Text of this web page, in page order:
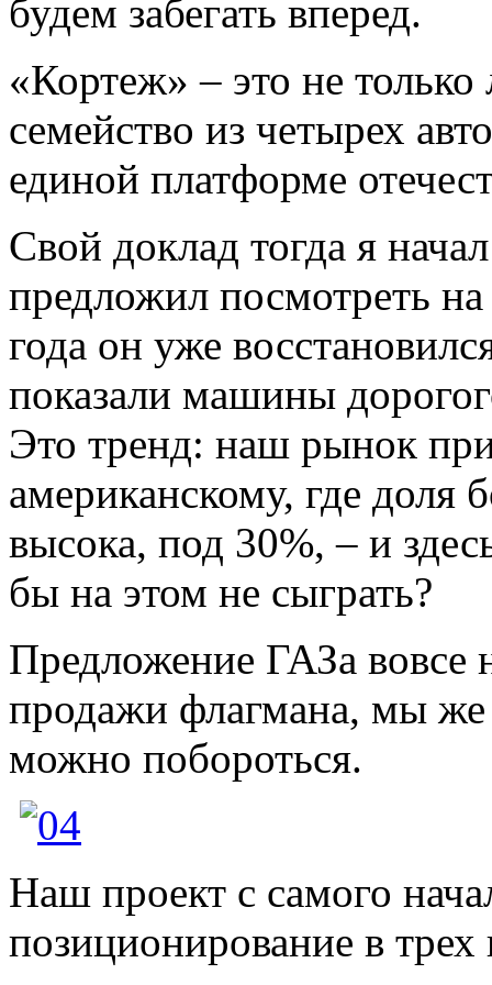
будем забегать вперед.
«Кортеж» – это не
семейство из четырех
единой платформе
Свой доклад тогда я
предложил посмотреть
года он уже
показали машины
Это тренд: наш рынок
американскому, где
высока, под 30%, – и
бы на этом не сыграть?
Предложение ГАЗа вовсе
продажи флагмана, мы же
можно побороться.
Наш проект с самого
позиционирование в